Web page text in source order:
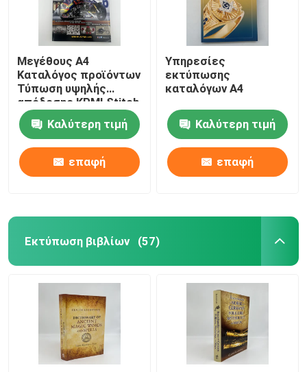
Μεγέθους A4
Καταλόγος προϊόντων
Τύπωση υψηλής
απόδοσης KPMI Stitch
Perfect bind
Καλύτερη τιμή
επαφή
Υπηρεσίες
εκτύπωσης
καταλόγων A4
Καλύτερη τιμή
επαφή
Εκτύπωση βιβλίων (57)